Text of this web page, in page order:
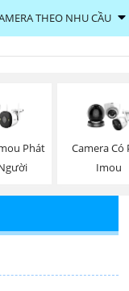
THEO NHU CẦU
Phát
Camera Có
Imou